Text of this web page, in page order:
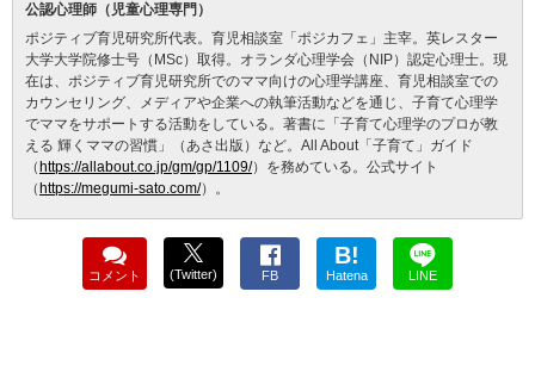
公認心理師（児童心理専門）
ポジティブ育児研究所代表。育児相談室「ポジカフェ」主宰。英レスター
大学大学院修士号（MSc）取得。オランダ心理学会（NIP）認定心理士。現
在は、ポジティブ育児研究所でのママ向けの心理学講座、育児相談室での
カウンセリング、メディアや企業への執筆活動などを通じ、子育て心理学
でママをサポートする活動をしている。著書に「子育て心理学のプロが教
える 輝くママの習慣」（あさ出版）など。All About「子育て」ガイド
（ https://allabout.co.jp/gm/gp/1109/）を務めている。公式サイト
（ https://megumi-sato.com/）。
コメント (Twitter) FB
B!
Hatena LINE